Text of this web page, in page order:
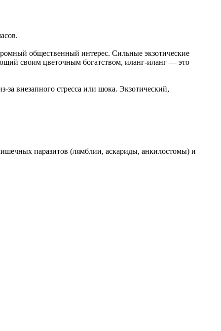
общественный интерес. Сильные экзотические
своим цветочным богатством, иланг-иланг — это
внезапного стресса или шока. Экзотический,
паразитов (лямблии, аскариды, анкилостомы) и